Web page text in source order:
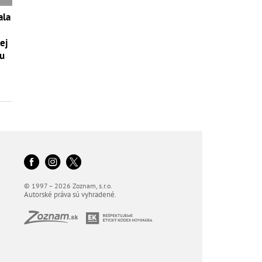
© 1997 – 2026 Zoznam, s.r.o.
Autorské práva sú vyhradené.